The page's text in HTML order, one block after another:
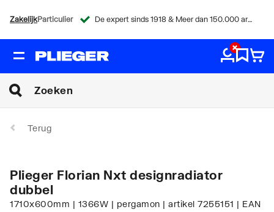
ZakelijkParticulier De expert sinds 1918 & Meer dan 150.000 artikelen
Terug
Plieger Florian Nxt designradiator
dubbel
1710x600mm | 1366W | pergamon | artikel 7255151 | EAN